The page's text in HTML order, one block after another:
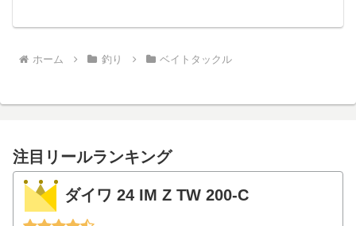
ホーム 釣り ベイトタックル
注目リールランキング
ダイワ 24 IM Z TW 200-C